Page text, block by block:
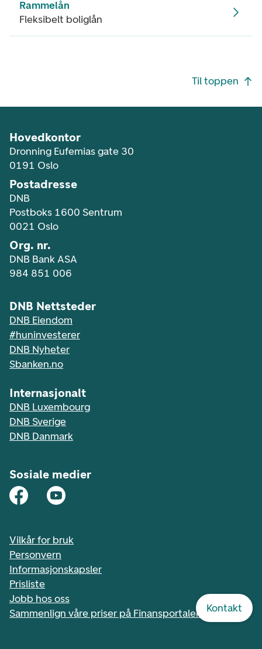
Kontakt
Rammelån
Fleksibelt boliglån
Til toppen
Hovedkontor
Dronning Eufemias gate 30
0191 Oslo
Postadresse
DNB
Postboks 1600 Sentrum
0021 Oslo
Org. nr.
DNB Bank ASA
984 851 006
DNB Nettsteder
DNB Eiendom
#huninvesterer
DNB Nyheter
Sbanken.no
Internasjonalt
DNB Luxembourg
DNB Sverige
DNB Danmark
Sosiale medier
Vilkår for bruk
Personvern
Informasjonskapsler
Prisliste
Jobb hos oss
Sammenlign våre priser på Finansportalen.no